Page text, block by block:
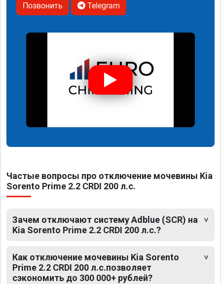
Позвонить Telegram
Частые вопросы про отключение мочевины Kia
Sorento Prime 2.2 CRDI 200 л.с.
Зачем отключают систему Adblue (SCR) на
Kia Sorento Prime 2.2 CRDI 200 л.с.?
Как отключение мочевины Kia Sorento
Prime 2.2 CRDI 200 л.с.позволяет
сэкономить до 300 000+ рублей?